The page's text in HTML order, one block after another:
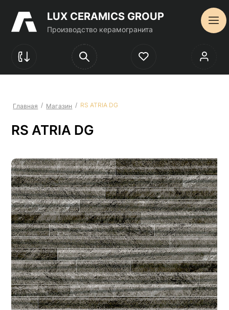
LUX CERAMICS GROUP
Производство керамогранита
Главная / Магазин / RS ATRIA DG
RS ATRIA DG